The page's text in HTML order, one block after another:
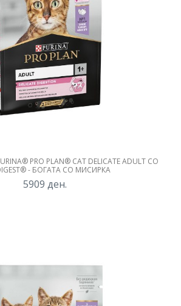
PRO PLAN® CAT DELICATE ADULT СО
- БОГАТА СО МИСИРКА
5909 ден.